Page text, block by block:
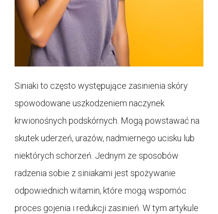
Siniaki to często występujące zasinienia skóry
spowodowane uszkodzeniem naczynek
krwionośnych podskórnych. Mogą powstawać na
skutek uderzeń, urazów, nadmiernego ucisku lub
niektórych schorzeń. Jednym ze sposobów
radzenia sobie z siniakami jest spożywanie
odpowiednich witamin, które mogą wspomóc
proces gojenia i redukcji zasinień. W tym artykule